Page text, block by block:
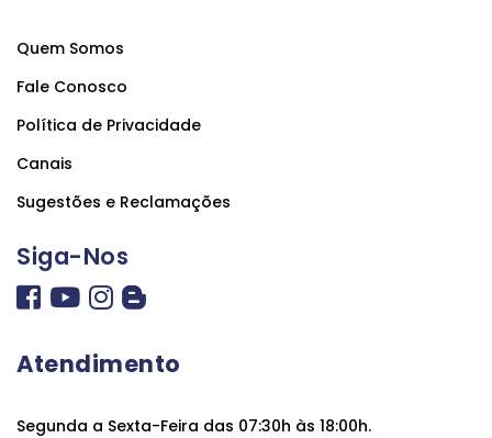
Quem Somos
Fale Conosco
Política de Privacidade
Canais
Sugestões e Reclamações
Siga-Nos
Atendimento
Segunda a Sexta-Feira das 07:30h às 18:00h.